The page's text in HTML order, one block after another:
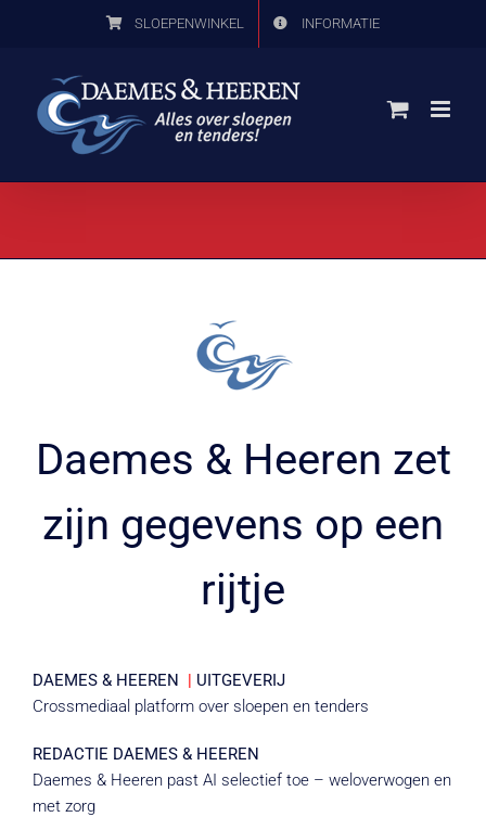
SLOEPENWINKEL INFORMATIE
Daemes & Heeren zet
zijn gegevens op een
rijtje
DAEMES & HEEREN | UITGEVERIJ
Crossmediaal platform over sloepen en tenders
REDACTIE DAEMES & HEEREN
Daemes & Heeren past AI selectief toe – weloverwogen en
met zorg